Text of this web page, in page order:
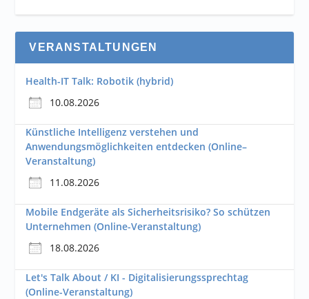
VERANSTALTUNGEN
Health-IT Talk: Robotik (hybrid)
10.08.2026
Künstliche Intelligenz verstehen und
Anwendungsmöglichkeiten entdecken (Online–
Veranstaltung)
11.08.2026
Mobile Endgeräte als Sicherheitsrisiko? So schützen
Unternehmen (Online-Veranstaltung)
18.08.2026
Let's Talk About / KI - Digitalisierungssprechtag
(Online-Veranstaltung)